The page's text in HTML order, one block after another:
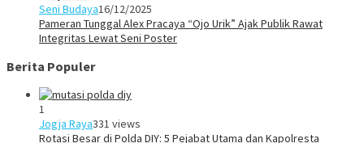
Seni Budaya16/12/2025
Pameran Tunggal Alex Pracaya “Ojo Urik” Ajak Publik Rawat
Integritas Lewat Seni Poster
Berita Populer
1
Jogja Raya331 views
Rotasi Besar di Polda DIY: 5 Pejabat Utama dan Kapolresta